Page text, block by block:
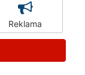
Reklama